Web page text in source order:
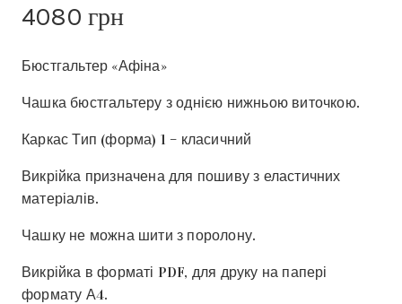
4080 грн
Бюстгальтер «Афіна»
Чашка бюстгальтеру з однією нижньою виточкою.
Каркас Тип (форма) 1 – класичний
Викрійка призначена для пошиву з еластичних
матеріалів.
Чашку не можна шити з поролону.
Викрійка в форматі PDF, для друку на папері
формату А4.